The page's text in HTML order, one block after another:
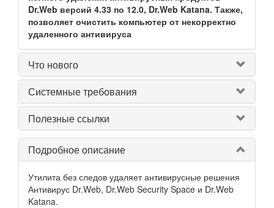
Dr.Web версий 4.33 по 12.0, Dr.Web Katana. Также,
позволяет очистить компьютер от некорректно
удаленного антивируса
Что нового
Системные требования
Полезные ссылки
Подробное описание
Утилита без следов удаляет антивирусные решения
Антивирус Dr.Web, Dr.Web Security Space и Dr.Web
Katana.